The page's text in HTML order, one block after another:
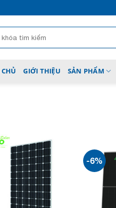
GIỚI THIỆU SẢN PHẨM
Add to
wishlist
-6%